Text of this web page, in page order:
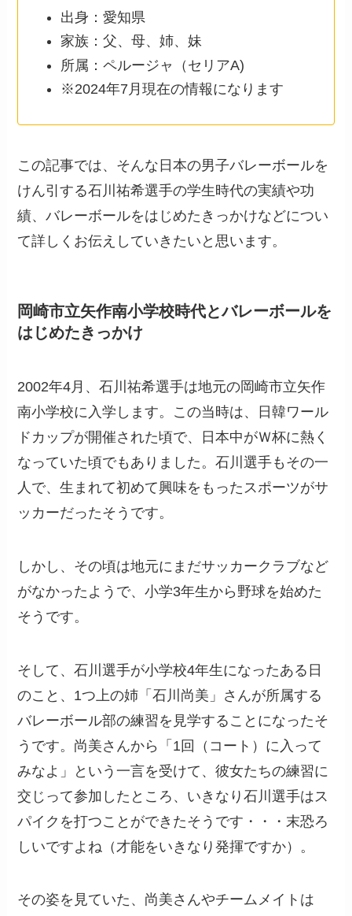
出身：愛知県
家族：父、母、姉、妹
所属：ペルージャ（セリアA)
※2024年7月現在の情報になります
この記事では、そんな日本の男子バレーボールを
けん引する石川祐希選手の学生時代の実績や功
績、バレーボールをはじめたきっかけなどについ
て詳しくお伝えしていきたいと思います。
岡崎市立矢作南小学校時代とバレーボールを
はじめたきっかけ
2002年4月、石川祐希選手は地元の岡崎市立矢作
南小学校に入学します。この当時は、日韓ワール
ドカップが開催された頃で、日本中がＷ杯に熱く
なっていた頃でもありました。石川選手もその一
人で、生まれて初めて興味をもったスポーツがサ
ッカーだったそうです。
しかし、その頃は地元にまだサッカークラブなど
がなかったようで、小学3年生から野球を始めた
そうです。
そして、石川選手が小学校4年生になったある日
のこと、1つ上の姉「石川尚美」さんが所属する
バレーボール部の練習を見学することになったそ
うです。尚美さんから「1回（コート）に入って
みなよ」という一言を受けて、彼女たちの練習に
交じって参加したところ、いきなり石川選手はス
パイクを打つことができたそうです・・・末恐ろ
しいですよね（才能をいきなり発揮ですか）。
その姿を見ていた、尚美さんやチームメイトは